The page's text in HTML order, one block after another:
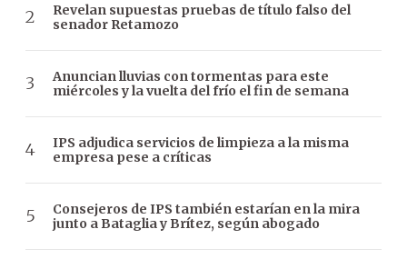
Revelan supuestas pruebas de título falso del
senador Retamozo
Anuncian lluvias con tormentas para este
miércoles y la vuelta del frío el fin de semana
IPS adjudica servicios de limpieza a la misma
empresa pese a críticas
Consejeros de IPS también estarían en la mira
junto a Bataglia y Brítez, según abogado